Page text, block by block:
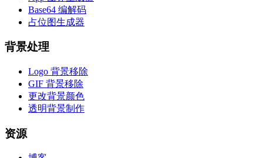
Base64 编解码
占位图生成器
背景处理
Logo 背景移除
GIF 背景移除
更改背景颜色
透明背景制作
资源